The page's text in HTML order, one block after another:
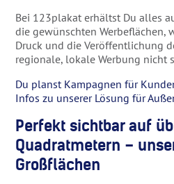
Bei 123plakat erhältst Du alles
die gewünschten Werbeflächen,
Druck und die Veröffentlichung
regionale, lokale Werbung nicht
Du planst Kampagnen für
Infos zu unserer Lösung für
Perfekt sichtbar auf
Quadratmetern –
Großflächen